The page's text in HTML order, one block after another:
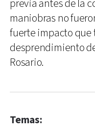
previa antes de la
maniobras no
fuerte impacto que
desprendimiento
Rosario.
Temas: